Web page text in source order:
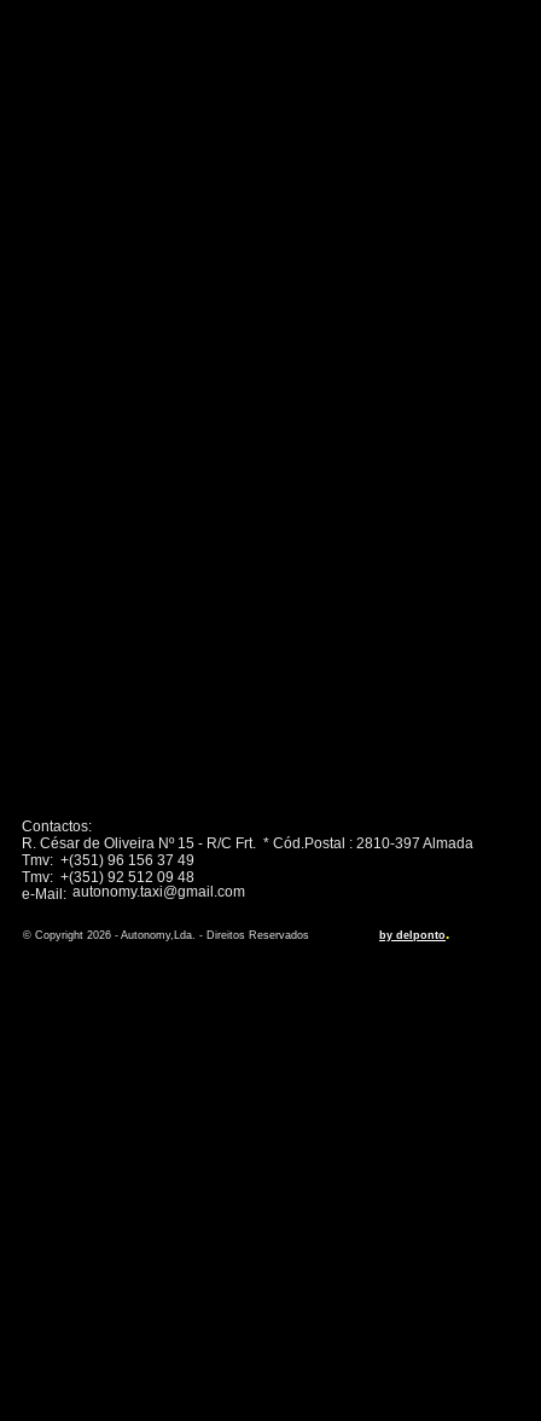
Contactos:
R. César de Oliveira Nº 15 - R/C Frt. * Cód.Postal : 2810-397 Almada
Tmv: +(351) 96 156 37 49
Tmv: +(351) 92 512 09 48
e-Mail:
© Copyright 2026 - Autonomy,Lda. - Direitos Reservados by delponto.
autonomy.taxi@gmail.com